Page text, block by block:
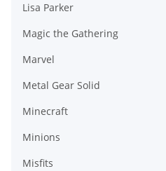
Lisa Parker
Magic the Gathering
Marvel
Metal Gear Solid
Minecraft
Minions
Misfits